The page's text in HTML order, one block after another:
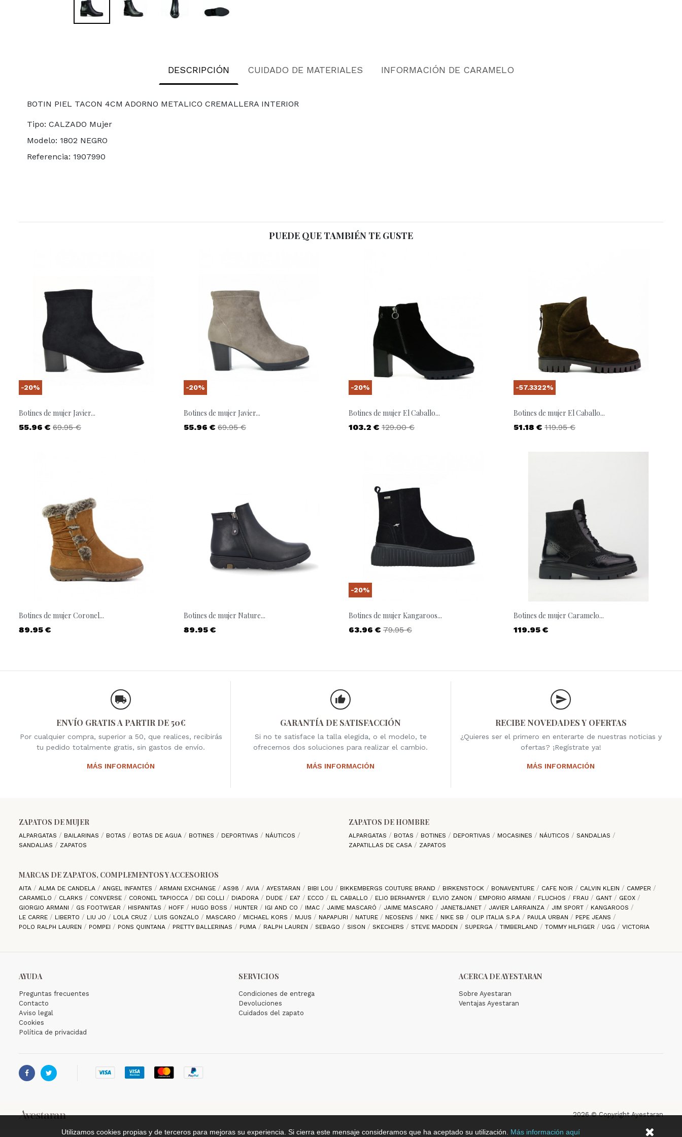
DESCRIPCIÓN CUIDADO DE MATERIALES INFORMACIÓN DE CARAMELO
BOTIN PIEL TACON 4CM ADORNO METALICO CREMALLERA INTERIOR
Tipo: CALZADO Mujer
Modelo: 1802 NEGRO
Referencia: 1907990
PUEDE QUE TAMBIÉN TE GUSTE
Botines de mujer Javier...
Precio
55.96 € Precio base
69.95 €
-20%
Botines de mujer Javier...
Precio
55.96 € Precio base
69.95 €
-20%
Botines de mujer El Caballo...
Precio
103.2 € Precio base
129.00 €
-20%
Botines de mujer El Caballo...
Precio
51.18 € Precio base
119.95 €
-57.3322%
Botines de mujer Coronel...
Precio
89.95 €
Botines de mujer Nature...
Precio
89.95 €
Botines de mujer Kangaroos...
Precio
63.96 € Precio base
79.95 €
-20%
Botines de mujer Caramelo...
Precio
119.95 €
ENVÍO GRATIS A PARTIR DE 50€
Por cualquier compra, superior a 50, que realices, recibirás
tu pedido totalmente gratis, sin gastos de envío.
MÁS INFORMACIÓN
GARANTÍA DE SATISFACCIÓN
Si no te satisface la talla elegida, o el modelo, te
ofrecemos dos soluciones para realizar el cambio.
MÁS INFORMACIÓN
RECIBE NOVEDADES Y OFERTAS
¿Quieres ser el primero en enterarte de nuestras noticias y
ofertas? ¡Regístrate ya!
MÁS INFORMACIÓN
ZAPATOS DE MUJER
ALPARGATAS BAILARINAS BOTAS BOTAS DE AGUA BOTINES DEPORTIVAS
NÁUTICOS
SANDALIAS
ZAPATOS
ZAPATOS DE HOMBRE
ALPARGATAS BOTAS BOTINES DEPORTIVAS MOCASINES NÁUTICOS
SANDALIAS
ZAPATILLAS DE CASA
ZAPATOS
MARCAS DE ZAPATOS, COMPLEMENTOS Y ACCESORIOS
AITA ALMA DE CANDELA ANGEL INFANTES ARMANI EXCHANGE AS98 AVIA AYESTARAN BIBI LOU BIKKEMBERGS COUTURE BRAND BIRKENSTOCK BONAVENTURE CAFE NOIR CALVIN KLEIN
CAMPER
CARAMELO
CLARKS CONVERSE CORONEL TAPIOCCA DEI COLLI DIADORA DUDE EA7 ECCO EL CABALLO ELIO BERHANYER ELVIO ZANON EMPORIO ARMANI FLUCHOS FRAU GANT
GEOX
GIORGIO ARMANI
GS FOOTWEAR HISPANITAS HOFF HUGO BOSS HUNTER IGI AND CO IMAC JAIME MASCARÓ JAIME MASCARO JANET&JANET JAVIER LARRAINZA JIM SPORT
KANGAROOS
LE CARRE
LIBERTO LIU JO LOLA CRUZ LUIS GONZALO MASCARO MICHAEL KORS MJUS NAPAPIJRI NATURE NEOSENS NIKE NIKE SB OLIP ITALIA S.P.A PAULA URBAN
PEPE JEANS
POLO RALPH LAUREN
POMPEI PONS QUINTANA PRETTY BALLERINAS PUMA RALPH LAUREN SEBAGO SISON SKECHERS STEVE MADDEN SUPERGA TIMBERLAND TOMMY HILFIGER UGG VICTORIA
AYUDA
Preguntas frecuentes
Contacto
Aviso legal
Cookies
Política de privacidad
SERVICIOS
Condiciones de entrega
Devoluciones
Cuidados del zapato
ACERCA DE AYESTARAN
Sobre Ayestaran
Ventajas Ayestaran
Utilizamos cookies propias y de terceros para mejoras su experiencia. Si cierra este mensaje consideramos que ha aceptado su utilización. Más información aquí
 
2026 © Copyright Ayestaran